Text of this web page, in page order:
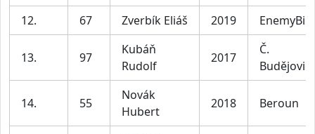
12.
67 Zverbík Eliáš 2019
13. 97
Kubáň
Rudolf
2017
Č.
14. 55
Novák
Hubert
2018 Beroun